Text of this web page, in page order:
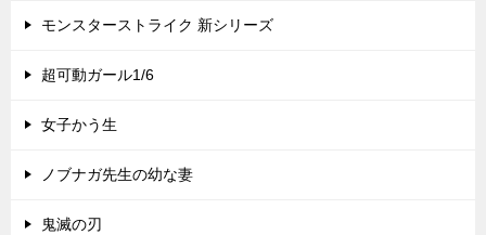
モンスターストライク 新シリーズ
超可動ガール1/6
女子かう生
ノブナガ先生の幼な妻
鬼滅の刃